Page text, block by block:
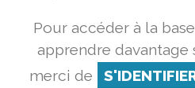
Pour accéder à la
apprendre davantage
merci de